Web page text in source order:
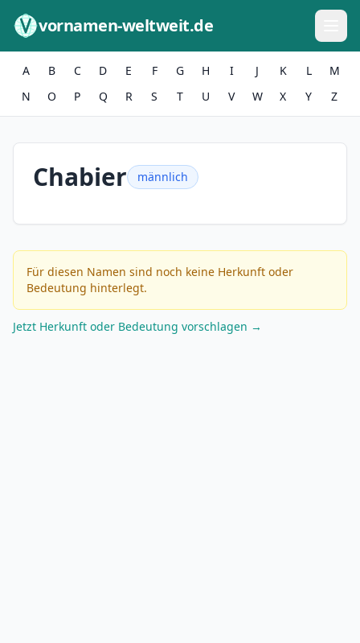
vornamen-weltweit.de
A B C D E F G H I J K L
M
N
O P Q R S T U V W X Y Z
Chabier männlich
Für diesen Namen sind noch keine Herkunft oder
Bedeutung hinterlegt.
Jetzt Herkunft oder Bedeutung vorschlagen →